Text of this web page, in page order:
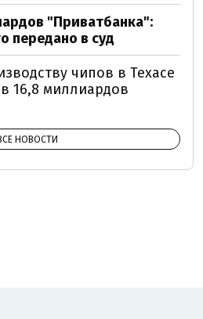
"Приватбанка":
передано в суд
чипов в Техасе
16,8 миллиардов
НОВОСТИ